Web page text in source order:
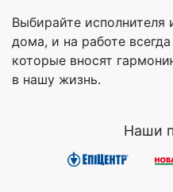
Выбирайте исполнителя
дома, и на работе
которые вносят
в нашу жизнь.
Наши